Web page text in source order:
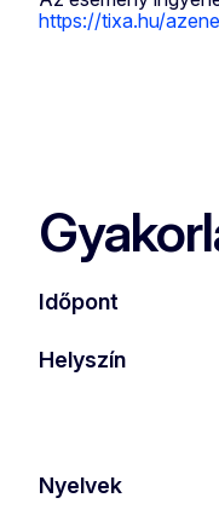
https://tixa.hu/
Időpont
Helyszín
Nyelvek